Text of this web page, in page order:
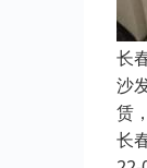
长
沙
赁
长